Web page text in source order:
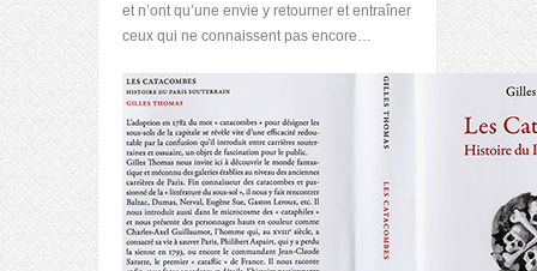
et n’ont qu’une envie y retourner et entraîner
ceux qui ne connaissent pas encore…